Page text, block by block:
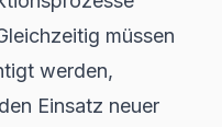
müssen
werden,
Einsatz neuer